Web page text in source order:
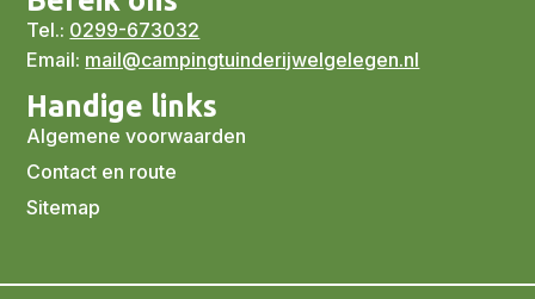
Tel.: 0299-673032
Email: mail@campingtuinderijwelgelegen.nl
Handige links
Algemene voorwaarden
Contact en route
Sitemap